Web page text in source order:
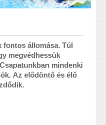
fontos állomása. Túl
megvédhessük
mindenki
Az elődöntő és élő